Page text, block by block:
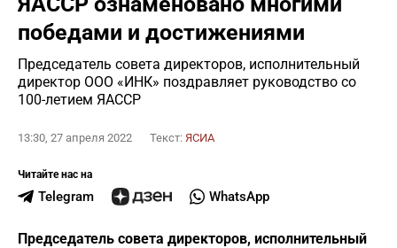
победами и достижениями
Председатель совета директоров, исполнительный
директор ООО «ИНК» поздравляет руководство со
100-летием ЯАССР
13:30, 27 апреля 2022 Текст: ЯСИА
Читайте нас на
Telegram WhatsApp
Председатель совета директоров, исполнительный